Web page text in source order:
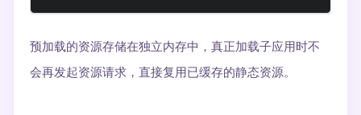
预加载的资源存储在独立内存中，真正加载子应用时不
会再发起资源请求，直接复用已缓存的静态资源。